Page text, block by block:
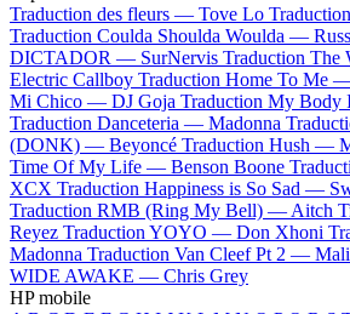
Traduction des fleurs — Tove Lo
Traduction Coulda Shoulda Woulda — Russ
DICTADOR — SurNervis Traduction
Electric Callboy Traduction Home To Me
Mi Chico — DJ Goja Traduction My
Traduction Danceteria — Madonna
(DONK) — Beyoncé Traduction Hush —
Time Of My Life — Benson Boone
XCX Traduction Happiness is So Sad —
Traduction RMB (Ring My Bell) — Aitch
Reyez Traduction YOYO — Don Xhoni
Madonna Traduction Van Cleef Pt 2 —
WIDE AWAKE — Chris Grey
HP mobile